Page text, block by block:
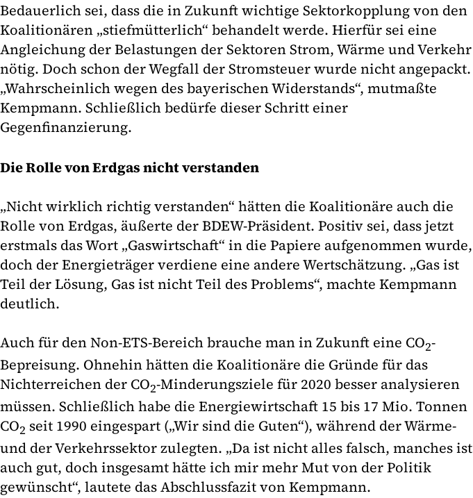
Bedauerlich sei, dass die in Zukunft wichtige Sektorkopplung von den
Koalitionären „stiefmütterlich“ behandelt werde. Hierfür sei eine
Angleichung der Belastungen der Sektoren Strom, Wärme und Verkehr
nötig. Doch schon der Wegfall der Stromsteuer wurde nicht angepackt.
„Wahrscheinlich wegen des bayerischen Widerstands“, mutmaßte
Kempmann. Schließlich bedürfe dieser Schritt einer
Gegenfinanzierung.
Die Rolle von Erdgas nicht verstanden
„Nicht wirklich richtig verstanden“ hätten die Koalitionäre auch die
Rolle von Erdgas, äußerte der BDEW-Präsident. Positiv sei, dass jetzt
erstmals das Wort „Gaswirtschaft“ in die Papiere aufgenommen wurde,
doch der Energieträger verdiene eine andere Wertschätzung. „Gas ist
Teil der Lösung, Gas ist nicht Teil des Problems“, machte Kempmann
deutlich.
Auch für den Non-ETS-Bereich brauche man in Zukunft eine CO2-
Bepreisung. Ohnehin hätten die Koalitionäre die Gründe für das
Nichterreichen der CO2-Minderungsziele für 2020 besser analysieren
müssen. Schließlich habe die Energiewirtschaft 15 bis 17 Mio. Tonnen
CO2 seit 1990 eingespart („Wir sind die Guten“), während der Wärme-
und der Verkehrssektor zulegten. „Da ist nicht alles falsch, manches ist
auch gut, doch insgesamt hätte ich mir mehr Mut von der Politik
gewünscht“, lautete das Abschlussfazit von Kempmann.